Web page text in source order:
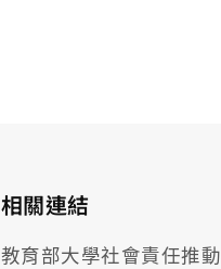
相關連結
教育部大學社會責任推動